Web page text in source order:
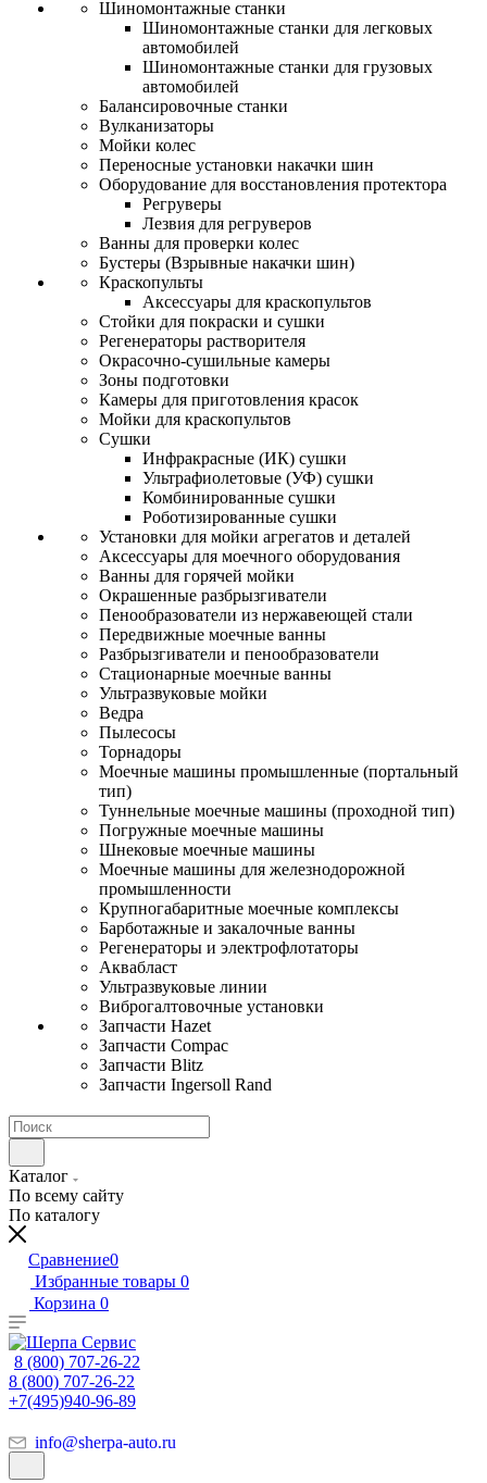
Шиномонтажные станки
Шиномонтажные станки для легковых
автомобилей
Шиномонтажные станки для грузовых
автомобилей
Балансировочные станки
Вулканизаторы
Мойки колес
Переносные установки накачки шин
Оборудование для восстановления протектора
Регруверы
Лезвия для регруверов
Ванны для проверки колес
Бустеры (Взрывные накачки шин)
Краскопульты
Аксессуары для краскопультов
Стойки для покраски и сушки
Регенераторы растворителя
Окрасочно-сушильные камеры
Зоны подготовки
Камеры для приготовления красок
Мойки для краскопультов
Сушки
Инфракрасные (ИК) сушки
Ультрафиолетовые (УФ) сушки
Комбинированные сушки
Роботизированные сушки
Установки для мойки агрегатов и деталей
Аксессуары для моечного оборудования
Ванны для горячей мойки
Окрашенные разбрызгиватели
Пенообразователи из нержавеющей стали
Передвижные моечные ванны
Разбрызгиватели и пенообразователи
Стационарные моечные ванны
Ультразвуковые мойки
Ведра
Пылесосы
Торнадоры
Моечные машины промышленные (портальный
тип)
Туннельные моечные машины (проходной тип)
Погружные моечные машины
Шнековые моечные машины
Моечные машины для железнодорожной
промышленности
Крупногабаритные моечные комплексы
Барботажные и закалочные ванны
Регенераторы и электрофлотаторы
Аквабласт
Ультразвуковые линии
Виброгалтовочные установки
Запчасти Hazet
Запчасти Compac
Запчасти Blitz
Запчасти Ingersoll Rand
Каталог
По всему сайту
По каталогу
Сравнение0
Избранные товары 0
Корзина 0
8 (800) 707-26-22
8 (800) 707-26-22
+7(495)940-96-89
info@sherpa-auto.ru